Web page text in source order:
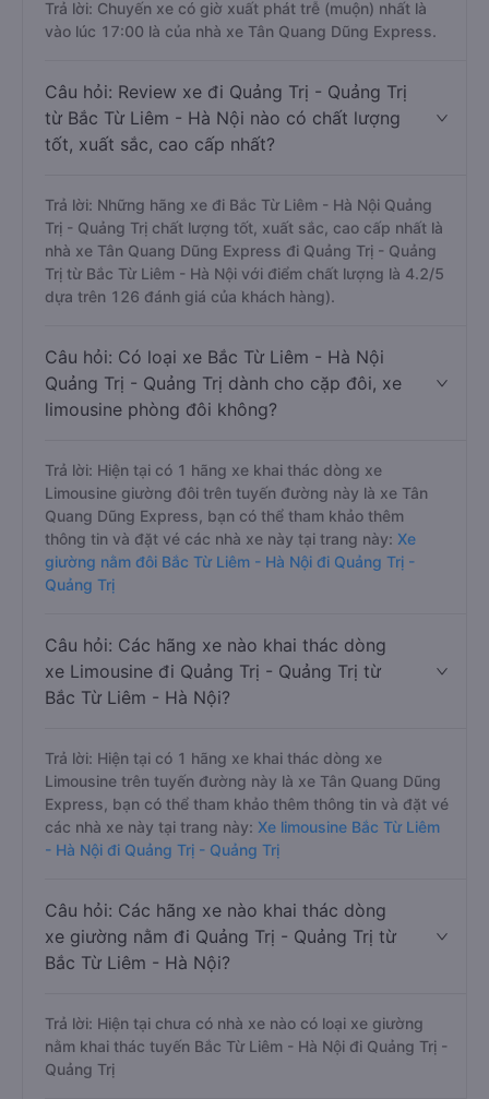
Trả lời: Chuyến xe có giờ xuất phát trễ (muộn) nhất là
vào lúc 17:00 là của nhà xe Tân Quang Dũng Express.
Câu hỏi: Review xe đi Quảng Trị - Quảng Trị
từ Bắc Từ Liêm - Hà Nội nào có chất lượng
tốt, xuất sắc, cao cấp nhất?
Trả lời: Những hãng xe đi Bắc Từ Liêm - Hà Nội Quảng
Trị - Quảng Trị chất lượng tốt, xuất sắc, cao cấp nhất là
nhà xe Tân Quang Dũng Express đi Quảng Trị - Quảng
Trị từ Bắc Từ Liêm - Hà Nội với điểm chất lượng là 4.2/5
dựa trên 126 đánh giá của khách hàng).
Câu hỏi: Có loại xe Bắc Từ Liêm - Hà Nội
Quảng Trị - Quảng Trị dành cho cặp đôi, xe
limousine phòng đôi không?
Trả lời: Hiện tại có 1 hãng xe khai thác dòng xe
Limousine giường đôi trên tuyến đường này là xe Tân
Quang Dũng Express, bạn có thể tham khảo thêm
thông tin và đặt vé các nhà xe này tại trang này: Xe
giường nằm đôi Bắc Từ Liêm - Hà Nội đi Quảng Trị -
Quảng Trị
Câu hỏi: Các hãng xe nào khai thác dòng
xe Limousine đi Quảng Trị - Quảng Trị từ
Bắc Từ Liêm - Hà Nội?
Trả lời: Hiện tại có 1 hãng xe khai thác dòng xe
Limousine trên tuyến đường này là xe Tân Quang Dũng
Express, bạn có thể tham khảo thêm thông tin và đặt vé
các nhà xe này tại trang này: Xe limousine Bắc Từ Liêm
- Hà Nội đi Quảng Trị - Quảng Trị
Câu hỏi: Các hãng xe nào khai thác dòng
xe giường nằm đi Quảng Trị - Quảng Trị từ
Bắc Từ Liêm - Hà Nội?
Trả lời: Hiện tại chưa có nhà xe nào có loại xe giường
nằm khai thác tuyến Bắc Từ Liêm - Hà Nội đi Quảng Trị -
Quảng Trị